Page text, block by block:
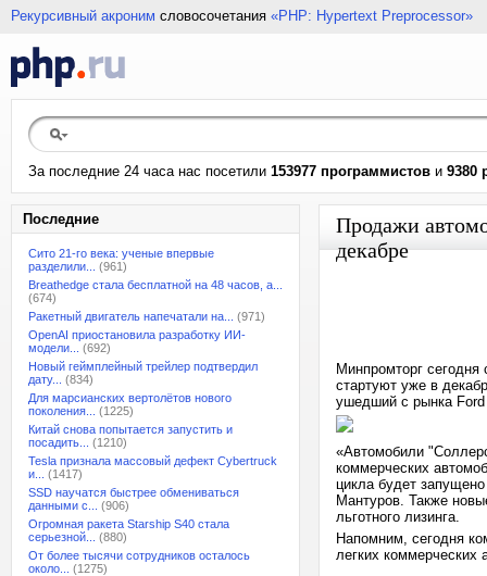
Рекурсивный акроним словосочетания «PHP: Hypertext Preprocessor»
За последние 24 часа нас посетили 153977 программистов и 9380
Последние
Сито 21-го века: ученые впервые
разделили...
(961)
Breathedge стала бесплатной на 48 часов, а...
(674)
Ракетный двигатель напечатали на...
(971)
OpenAI приостановила разработку ИИ-
модели...
(692)
Новый геймплейный трейлер подтвердил
дату...
(834)
Для марсианских вертолётов нового
поколения...
(1225)
Китай снова попытается запустить и
посадить...
(1210)
Tesla признала массовый дефект Cybertruck
и...
(1417)
SSD научатся быстрее обмениваться
данными с...
(906)
Огромная ракета Starship S40 стала
серьезной...
(880)
От более тысячи сотрудников осталось
около...
(1275)
Продажи
декабре
Минпромторг
стартуют уже в
ушедший с рынка
«Автомобили
коммерческих
цикла будет
Мантуров. Также
льготного лизинга.
Напомним, сегодня
легких коммерческих